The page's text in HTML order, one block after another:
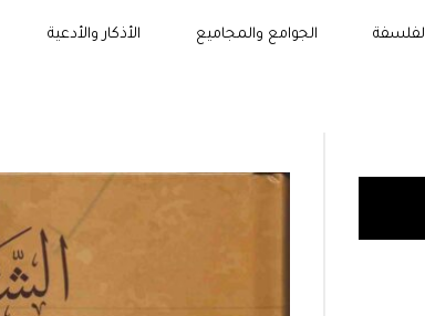
الأذكار والأدعية الجوامع والمجاميع